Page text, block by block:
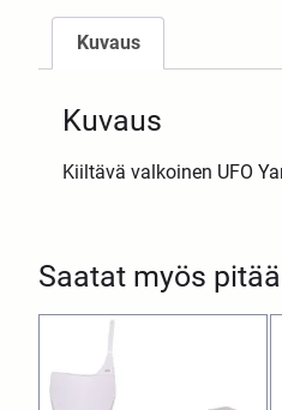
Saatat myös
Kuvaus
Kuvaus
Kiiltävä valkoinen UFO